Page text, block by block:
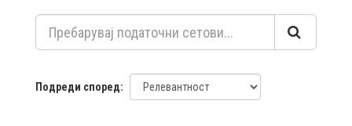
Подреди според